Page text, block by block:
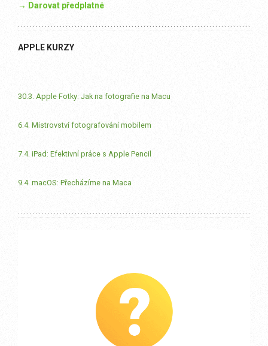
→ Darovat předplatné
APPLE KURZY
30.3. Apple Fotky: Jak na fotografie na Macu
6.4. Mistrovství fotografování mobilem
7.4. iPad: Efektivní práce s Apple Pencil
9.4. macOS: Přecházíme na Maca